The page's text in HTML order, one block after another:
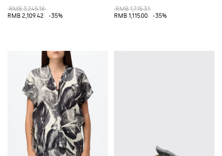
RMB 3,245.18
RMB 2,109.42
-35%
RMB 1,715.31
RMB 1,115.00
-35%